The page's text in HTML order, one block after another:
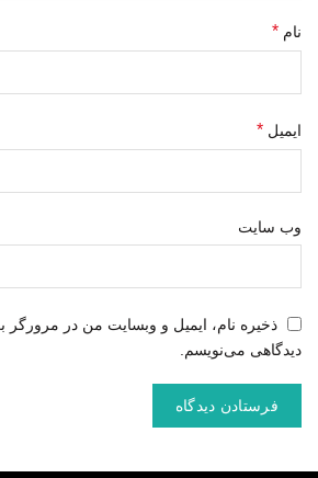
نام *
ایمیل *
وب‌ سایت
ذخیره نام، ایمیل و وبسایت من در مرورگر
دیدگاهی می‌نویسم.